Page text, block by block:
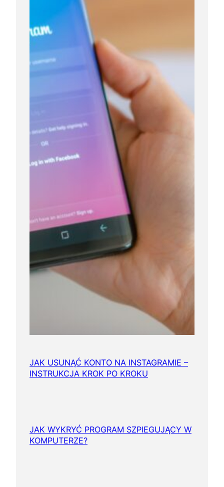
JAK USUNĄĆ KONTO NA INSTAGRAMIE –
INSTRUKCJA KROK PO KROKU
JAK WYKRYĆ PROGRAM SZPIEGUJĄCY W
KOMPUTERZE?